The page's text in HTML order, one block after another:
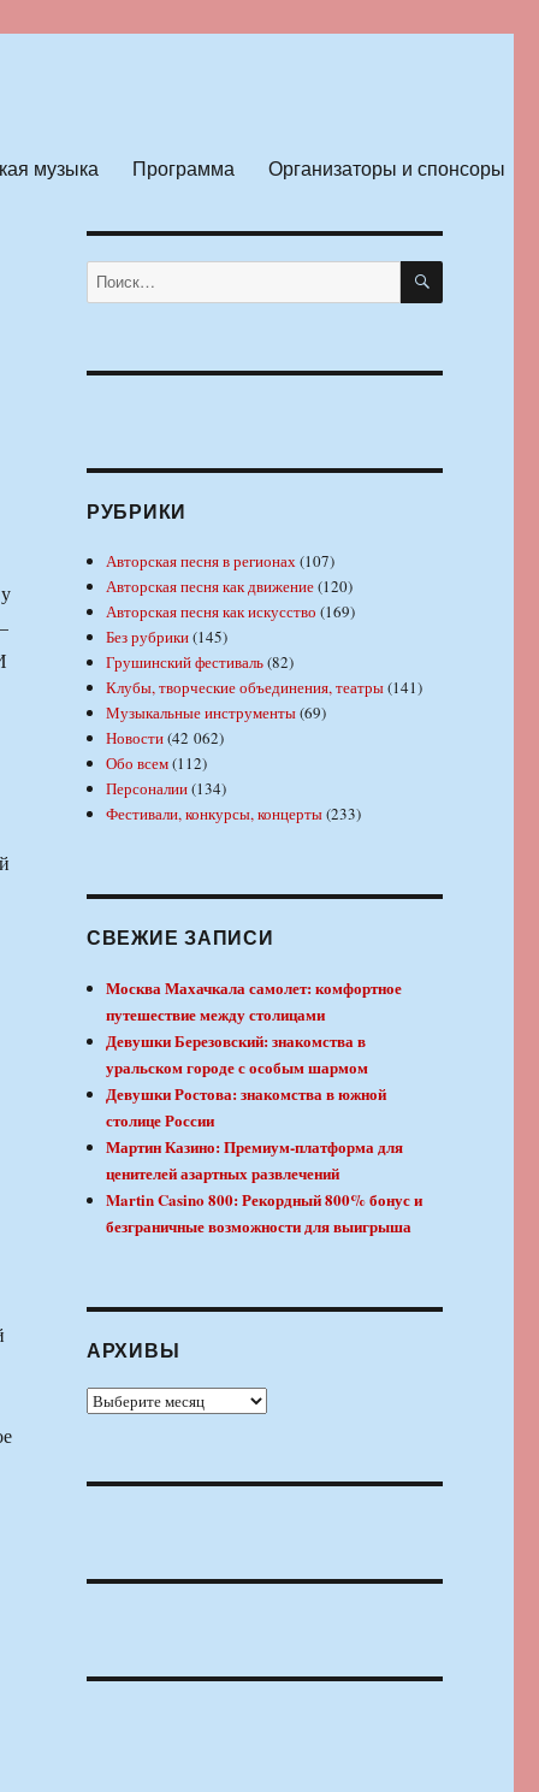
музыка Программа Организаторы и спонсоры
Искать: ПОИСК
РУБРИКИ
Авторская песня в регионах(107)
Авторская песня как движение(120)
Авторская песня как искусство (169)
Без рубрики(145)
Грушинский фестиваль(82)
Клубы, творческие объединения, театры(141)
Музыкальные инструменты(69)
Новости(42 062)
Обо всем(112)
Персоналии(134)
Фестивали, конкурсы, концерты(233)
СВЕЖИЕ ЗАПИСИ
Москва Махачкала самолет: комфортное
путешествие между столицами
Девушки Березовский: знакомства в
уральском городе с особым шармом
Девушки Ростова: знакомства в южной
столице России
Мартин Казино: Премиум-платформа для
ценителей азартных развлечений
Martin Casino 800: Рекордный 800% бонус и
безграничные возможности для выигрыша
АРХИВЫ
Архивы